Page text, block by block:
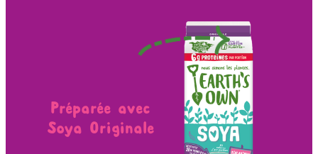
Préparée avec
Soya Originale